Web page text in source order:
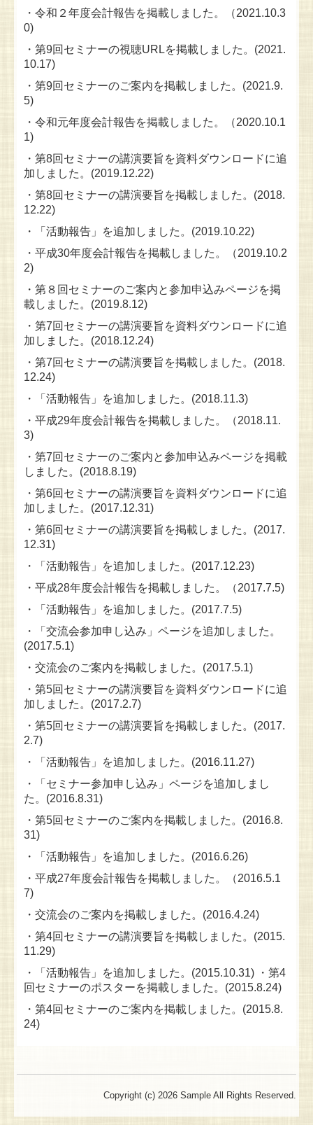
・令和２年度会計報告を掲載しました。（2021.10.3
0)
・第9回セミナーの視聴URLを掲載しました。(2021.
10.17)
・第9回セミナーのご案内を掲載しました。(2021.9.
5)
・令和元年度会計報告を掲載しました。（2020.10.1
1)
・第8回セミナーの講演要旨を資料ダウンロードに追
加しました。(2019.12.22)
・第8回セミナーの講演要旨を掲載しました。(2018.
12.22)
・「活動報告」を追加しました。(2019.10.22)
・平成30年度会計報告を掲載しました。（2019.10.2
2)
・第８回セミナーのご案内と参加申込みページを掲
載しました。(2019.8.12)
・第7回セミナーの講演要旨を資料ダウンロードに追
加しました。(2018.12.24)
・第7回セミナーの講演要旨を掲載しました。(2018.
12.24)
・「活動報告」を追加しました。(2018.11.3)
・平成29年度会計報告を掲載しました。（2018.11.
3)
・第7回セミナーのご案内と参加申込みページを掲載
しました。(2018.8.19)
・第6回セミナーの講演要旨を資料ダウンロードに追
加しました。(2017.12.31)
・第6回セミナーの講演要旨を掲載しました。(2017.
12.31)
・「活動報告」を追加しました。(2017.12.23)
・平成28年度会計報告を掲載しました。（2017.7.5)
・「活動報告」を追加しました。(2017.7.5)
・「交流会参加申し込み」ページを追加しました。
(2017.5.1)
・交流会のご案内を掲載しました。(2017.5.1)
・第5回セミナーの講演要旨を資料ダウンロードに追
加しました。(2017.2.7)
・第5回セミナーの講演要旨を掲載しました。(2017.
2.7)
・「活動報告」を追加しました。(2016.11.27)
・「セミナー参加申し込み」ページを追加しまし
た。(2016.8.31)
・第5回セミナーのご案内を掲載しました。(2016.8.
31)
・「活動報告」を追加しました。(2016.6.26)
・平成27年度会計報告を掲載しました。（2016.5.1
7)
・交流会のご案内を掲載しました。(2016.4.24)
・第4回セミナーの講演要旨を掲載しました。(2015.
11.29)
・「活動報告」を追加しました。(2015.10.31) ・第4
回セミナーのポスターを掲載しました。(2015.8.24)
・第4回セミナーのご案内を掲載しました。(2015.8.
24)
Copyright (c) 2026 Sample All Rights Reserved.